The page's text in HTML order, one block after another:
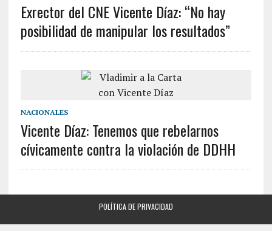
Exrector del CNE Vicente Díaz: “No hay
posibilidad de manipular los resultados”
NACIONALES
Vicente Díaz: Tenemos que rebelarnos
cívicamente contra la violación de DDHH
POLÍTICA DE PRIVACIDAD